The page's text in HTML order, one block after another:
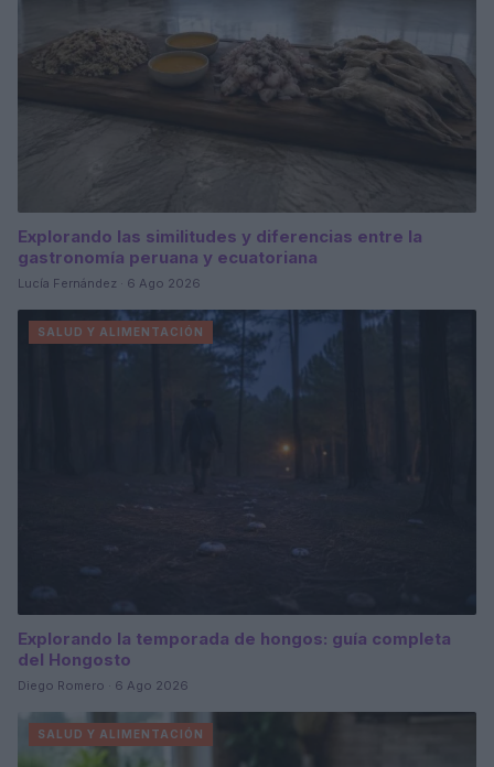
Explorando las similitudes y diferencias entre la
gastronomía peruana y ecuatoriana
Lucía Fernández · 6 Ago 2026
SALUD Y ALIMENTACIÓN
Explorando la temporada de hongos: guía completa
del Hongosto
Diego Romero · 6 Ago 2026
SALUD Y ALIMENTACIÓN